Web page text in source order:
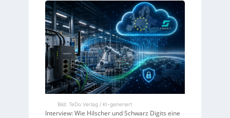
Bild: TeDo Verlag / KI-generiert
Interview: Wie Hilscher und Schwarz Digits eine